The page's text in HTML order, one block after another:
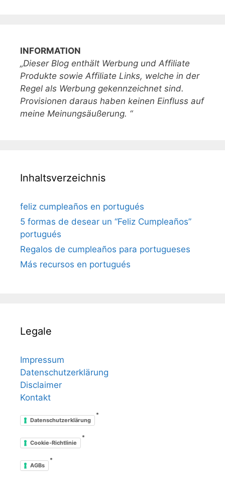
INFORMATION
„Dieser Blog enthält Werbung und Affiliate
Produkte sowie Affiliate Links, welche in der
Regel als Werbung gekennzeichnet sind.
Provisionen daraus haben keinen Einfluss auf
meine Meinungsäußerung. “
Inhaltsverzeichnis
feliz cumpleaños en portugués
5 formas de desear un “Feliz Cumpleaños”
portugués
Regalos de cumpleaños para portugueses
Más recursos en portugués
Legale
Impressum
Datenschutzerklärung
Disclaimer
Kontakt
Datenschutzerklärung
*
Cookie-Richtlinie
*
AGBs
*